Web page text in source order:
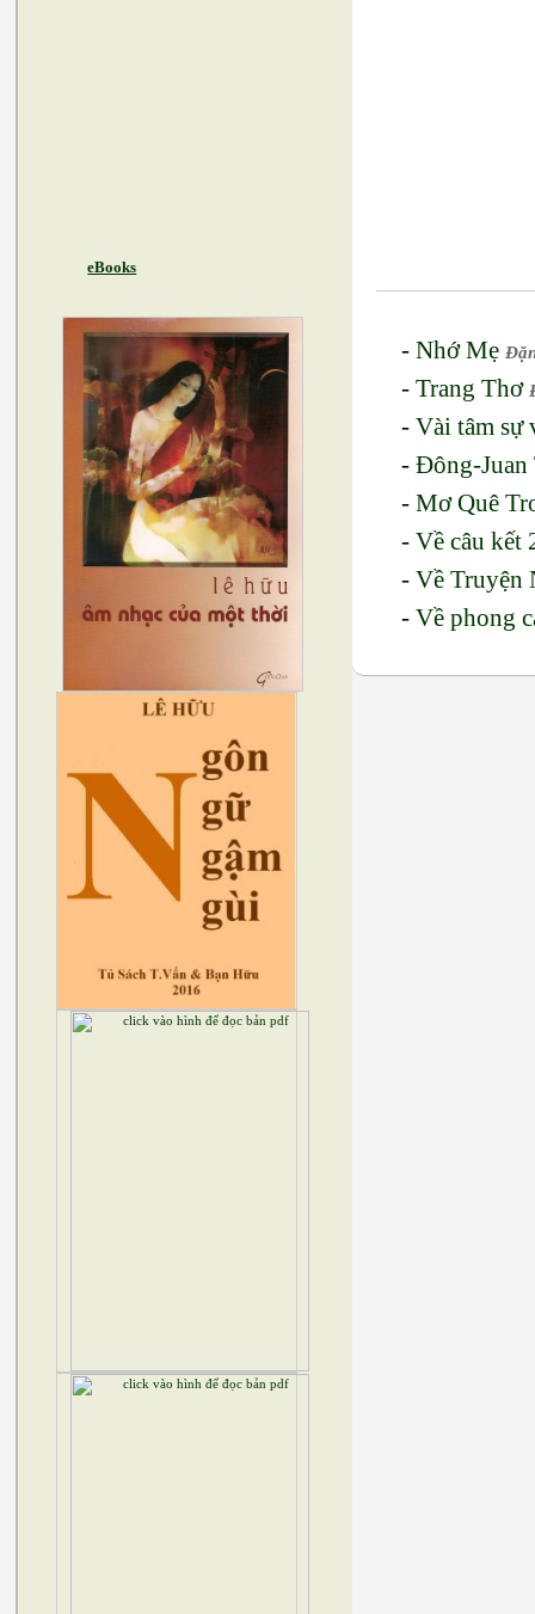
eBooks
-Nhớ Mẹ
-Trang Thơ
-Vài tâm sự
-Đông-
-Mơ Quê
-Về câu kết
-Về Truyện
-Về phong